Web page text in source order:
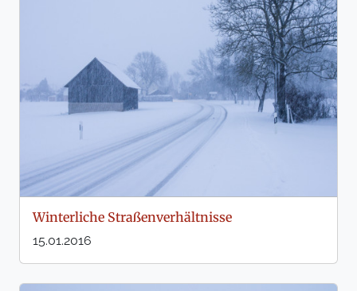
Winterliche Straßenverhältnisse
15.01.2016